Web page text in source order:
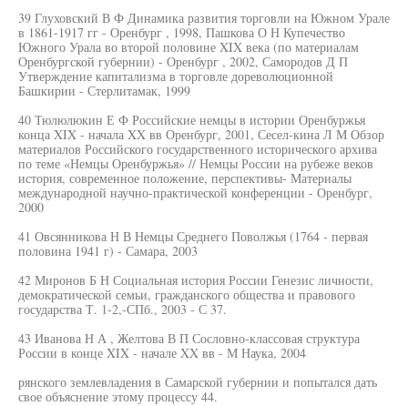
39 Глуховский В Ф Динамика развития торговли на Южном Урале
в 1861-1917 гг - Оренбург , 1998, Пашкова О Н Купечество
Южного Урала во второй половине XIX века (по материалам
Оренбургской губернии) - Оренбург , 2002, Самородов Д П
Утверждение капитализма в торговле дореволюционной
Башкирии - Стерлитамак, 1999
40 Тюлюлюкин Е Ф Российские немцы в истории Оренбуржья
конца XIX - начала XX вв Оренбург, 2001, Сесел-кина Л М Обзор
материалов Российского государственного исторического архива
по теме «Немцы Оренбуржья» // Немцы России на рубеже веков
история, современное положение, перспективы- Материалы
международной научно-практической конференции - Оренбург,
2000
41 Овсянникова Н В Немцы Среднего Поволжья (1764 - первая
половина 1941 г) - Самара, 2003
42 Миронов Б Н Социальная история России Генезис личности,
демократической семьи, гражданского общества и правового
государства Т. 1-2,-СПб., 2003 - С 37.
43 Иванова Н А , Желтова В П Сословно-классовая структура
России в конце XIX - начале XX вв - М Наука, 2004
рянского землевладения в Самарской губернии и попытался дать
свое объяснение этому процессу 44.